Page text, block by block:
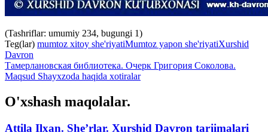
(Tashriflar: umumiy 234, bugungi 1)
Teg(lar) mumtoz xitoy she'riyatiMumtoz yapon she'riyatiXurshid
Davron
Тамерлановская библиотека. Очерк Григория Соколова.
Maqsud Shayxzoda haqida xotiralar
O'xshash maqolalar.
Attila Ilxan. She’rlar. Xurshid Davron tarjimalari